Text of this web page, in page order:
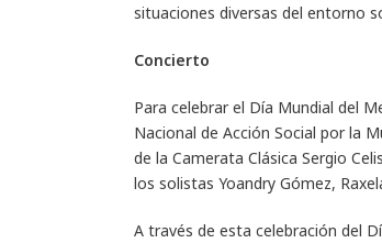
situaciones diversas del entorno
Concierto
Para celebrar el Día Mundial del
Nacional de Acción Social por la
de la Camerata Clásica Sergio
los solistas Yoandry Gómez,
A través de esta celebración del